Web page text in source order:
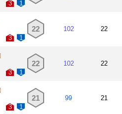
3 1
3 1
22 102 22
3 1
22 102 22
3 1
21 99 21